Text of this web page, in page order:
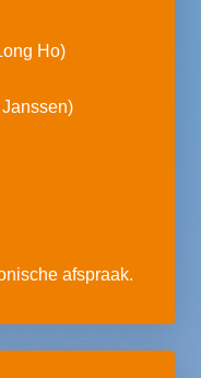
Ho)
afspraak.